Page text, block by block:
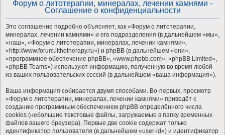
Форум о литотерапии, минералах, лечении камнями -
Соглашение о конфиденциальности
Это соглашение подробно объясняет, как «Форум о литотерапии,
минералах, лечении камнями» и его подразделения (в дальнейшем «мы»,
«наш», «Форум о литотерапии, минералах, лечении камнями»,
«http://www.forum.lithotherapy.ru») и phpBB (в дальнейшем «они»,
«программное обеспечение phpBB», «www.phpbb.com», «phpBB Limited»,
«phpBB Teams») используют информацию, полученную во время любой
из ваших пользовательских сессий (в дальнейшем «ваша информация»).
Ваша информация собирается двумя способами. Во-первых, просмотр
«Форум о литотерапии, минералах, лечении камнями» приведёт к
созданию программным обеспечением phpBB определённого числа
cookies (небольшие текстовые файлы, загружаемые в папку временных
файлов вашего браузера). Первые две cookie содержат только
идентификатор пользователя (в дальнейшем «user-id») и идентификатор